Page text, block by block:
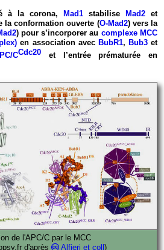
à la corona, Mad1 stabilise Mad2 et
la conformation ouverte (O-Mad2) vers la
) pour s’incorporer au complexe MCC
en association avec BubR1, Bub3et
CCdc20 et l’entrée prématurée en
de l'APC/C par le MCC
d'après
Alfieri et coll )